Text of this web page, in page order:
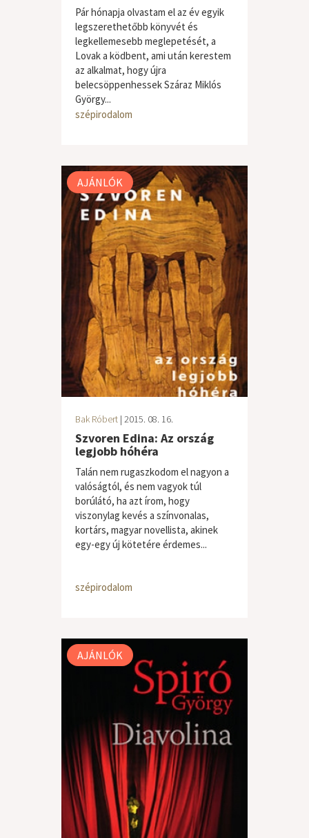
Pár hónapja olvastam el az év egyik
legszerethetőbb könyvét és
legkellemesebb meglepetését, a
Lovak a ködbent, ami után kerestem
az alkalmat, hogy újra
belecsöppenhessek Száraz Miklós
György...
szépirodalom
AJÁNLÓK
Bak Róbert | 2015. 08. 16.
Szvoren Edina: Az ország
legjobb hóhéra
Talán nem rugaszkodom el nagyon a
valóságtól, és nem vagyok túl
borúlátó, ha azt írom, hogy
viszonylag kevés a színvonalas,
kortárs, magyar novellista, akinek
egy-egy új kötetére érdemes...
szépirodalom
AJÁNLÓK